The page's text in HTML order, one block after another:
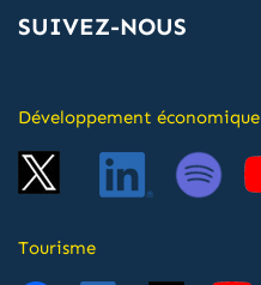
SUIVEZ-NOUS
Développement économique
Tourisme